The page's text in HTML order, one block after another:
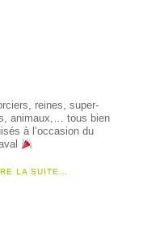
reines, super-
animaux,… tous bien
à l’occasion du
LA SUITE…